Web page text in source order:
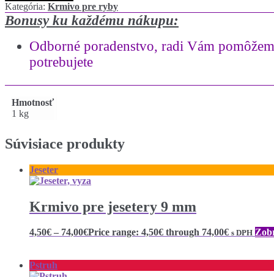
Kategória: Krmivo pre ryby
Bonusy ku každému nákupu:
Odborné poradenstvo, radi Vám
potrebujete
Hmotnosť
1 kg
Súvisiace produkty
Jeseter
Krmivo pre jesetery 9 mm
4,50€ – 74,00€Price range: 4,50€ through 74,00€ s DPH
Pstruh